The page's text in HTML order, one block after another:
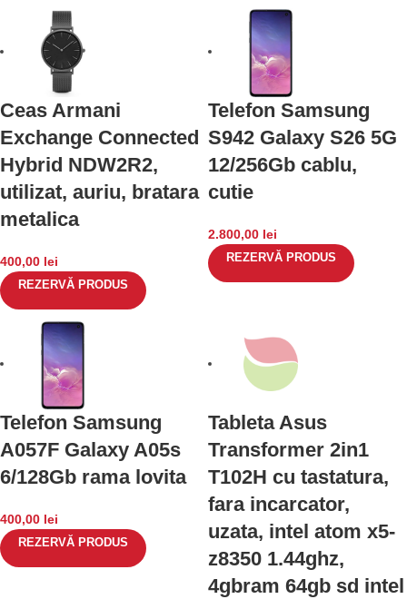
Ceas Armani
Exchange Connected
Hybrid NDW2R2,
utilizat, auriu, bratara
metalica
400,00 lei
REZERVĂ PRODUS
Telefon Samsung
S942 Galaxy S26 5G
12/256Gb cablu,
cutie
2.800,00 lei
REZERVĂ PRODUS
Telefon Samsung
A057F Galaxy A05s
6/128Gb rama lovita
400,00 lei
REZERVĂ PRODUS
Tableta Asus
Transformer 2in1
T102H cu tastatura,
fara incarcator,
uzata, intel atom x5-
z8350 1.44ghz,
4gbram 64gb sd intel